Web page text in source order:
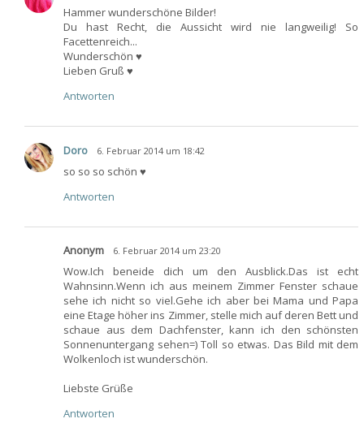
Hammer wunderschöne Bilder!
Du hast Recht, die Aussicht wird nie langweilig! So
Facettenreich...
Wunderschön ♥
Lieben Gruß ♥
Antworten
Doro 6. Februar 2014 um 18:42
so so so schön ♥
Antworten
Anonym 6. Februar 2014 um 23:20
Wow.Ich beneide dich um den Ausblick.Das ist echt
Wahnsinn.Wenn ich aus meinem Zimmer Fenster schaue
sehe ich nicht so viel.Gehe ich aber bei Mama und Papa
eine Etage höher ins Zimmer, stelle mich auf deren Bett und
schaue aus dem Dachfenster, kann ich den schönsten
Sonnenuntergang sehen=) Toll so etwas. Das Bild mit dem
Wolkenloch ist wunderschön.
Liebste Grüße
Antworten